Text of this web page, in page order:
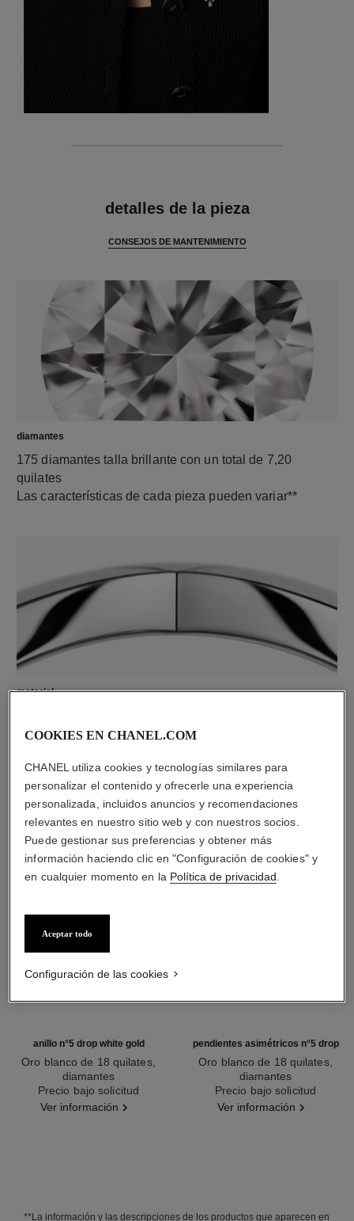
detalles de la pieza
CONSEJOS DE MANTENIMIENTO
diamantes
175 diamantes talla brillante con un total de 7,20
quilates
Las características de cada pieza pueden variar**
material
DESCUBRA TAMBIÉN
anillo n°5 drop white gold
Oro blanco de 18 quilates,
diamantes
Ref. J64256
Precio bajo solicitud
Ver información
pendientes asimétricos n°5 drop
Oro blanco de 18 quilates,
diamantes
Ref. J64258
Precio bajo solicitud
Ver información
**La información y las descripciones de los productos que aparecen en
COOKIES EN CHANEL.COM
CHANEL utiliza cookies y tecnologías similares para
personalizar el contenido y ofrecerle una experiencia
personalizada, incluidos anuncios y recomendaciones
relevantes en nuestro sitio web y con nuestros socios.
Puede gestionar sus preferencias y obtener más
información haciendo clic en "Configuración de cookies" y
en cualquier momento en la Política de privacidad
Aceptar todo
Configuración de las cookies